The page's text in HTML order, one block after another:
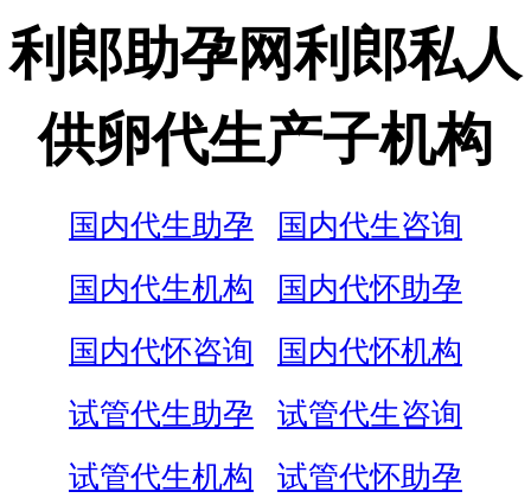
利郎助孕网利郎私人
供卵代生产子机构
国内代生助孕
国内代生咨询
国内代生机构
国内代怀助孕
国内代怀咨询
国内代怀机构
试管代生助孕
试管代生咨询
试管代生机构
试管代怀助孕